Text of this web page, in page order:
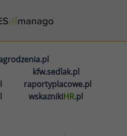
kfw.sedlak.pl
raportyplacowe.pl
wskaznikiHR.pl